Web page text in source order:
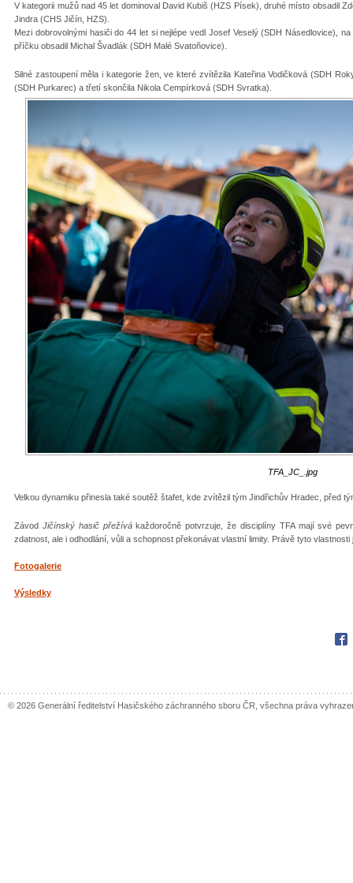
V kategorii mužů nad 45 let dominoval David Kubiš (HZS Písek), druhé místo obsadil
Jindra (CHS Jičín, HZS).
Mezi dobrovolnými hasiči do 44 let si nejlépe vedl Josef Veselý (SDH Násedlovice),
příčku obsadil Michal Švadlák (SDH Malé Svatoňovice).
Silné zastoupení měla i kategorie žen, ve které zvítězila Kateřina Vodičková (SDH
(SDH Purkarec) a třetí skončila Nikola Cempírková (SDH Svratka).
TFA_JC_.jpg
Velkou dynamiku přinesla také soutěž štafet, kde zvítězil tým Jindřichův Hradec, před
Závod Jičínský hasič přežívákaždoročně potvrzuje, že disciplíny TFA mají své
zdatnost, ale i odhodlání, vůli a schopnost překonávat vlastní limity. Právě tyto
Fotogalerie
Výsledky
© 2026 Generální ředitelství Hasičského záchranného sboru ČR, všechna práva